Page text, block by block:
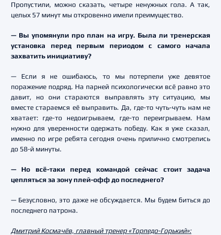
Пропустили, можно сказать, четыре ненужных гола. А так,
целых 57 минут мы откровенно имели преимущество.
— Вы упомянули про план на игру. Была ли тренерская
установка перед первым периодом с самого начала
захватить инициативу?
— Если я не ошибаюсь, то мы потерпели уже девятое
поражение подряд. На парней психологически всё равно это
давит, но они стараются выправлять эту ситуацию, мы
вместе стараемся её выправить. Да, где-то чуть-чуть нам не
хватает: где-то недоигрываем, где-то переигрываем. Нам
нужно для уверенности одержать победу. Как я уже сказал,
именно по игре ребята сегодня очень прилично смотрелись
до 58-й минуты.
— Но всё-таки перед командой сейчас стоит задача
цепляться за зону плей-офф до последнего?
— Безусловно, это даже не обсуждается. Мы будем биться до
последнего патрона.
Дмитрий Космачёв, главный тренер «Торпедо-Горький»: